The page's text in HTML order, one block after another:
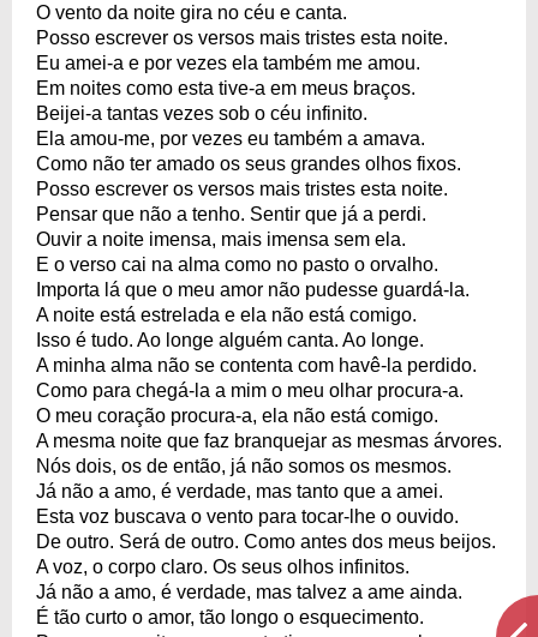
O vento da noite gira no céu e canta.
Posso escrever os versos mais tristes esta noite.
Eu amei-a e por vezes ela também me amou.
Em noites como esta tive-a em meus braços.
Beijei-a tantas vezes sob o céu infinito.
Ela amou-me, por vezes eu também a amava.
Como não ter amado os seus grandes olhos fixos.
Posso escrever os versos mais tristes esta noite.
Pensar que não a tenho. Sentir que já a perdi.
Ouvir a noite imensa, mais imensa sem ela.
E o verso cai na alma como no pasto o orvalho.
Importa lá que o meu amor não pudesse guardá-la.
A noite está estrelada e ela não está comigo.
Isso é tudo. Ao longe alguém canta. Ao longe.
A minha alma não se contenta com havê-la perdido.
Como para chegá-la a mim o meu olhar procura-a.
O meu coração procura-a, ela não está comigo.
A mesma noite que faz branquejar as mesmas árvores.
Nós dois, os de então, já não somos os mesmos.
Já não a amo, é verdade, mas tanto que a amei.
Esta voz buscava o vento para tocar-lhe o ouvido.
De outro. Será de outro. Como antes dos meus beijos.
A voz, o corpo claro. Os seus olhos infinitos.
Já não a amo, é verdade, mas talvez a ame ainda.
É tão curto o amor, tão longo o esquecimento.